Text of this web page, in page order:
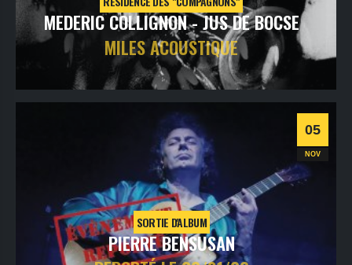
MEDERIC COLLIGNON - JUS DE BOCSE
MILES ACOUSTIQUE
samedi6nov2021 - 20h30- SALLE 1
Informations
05
NOV
SORTIE D'ALBUM
PIERRE BENSUSAN